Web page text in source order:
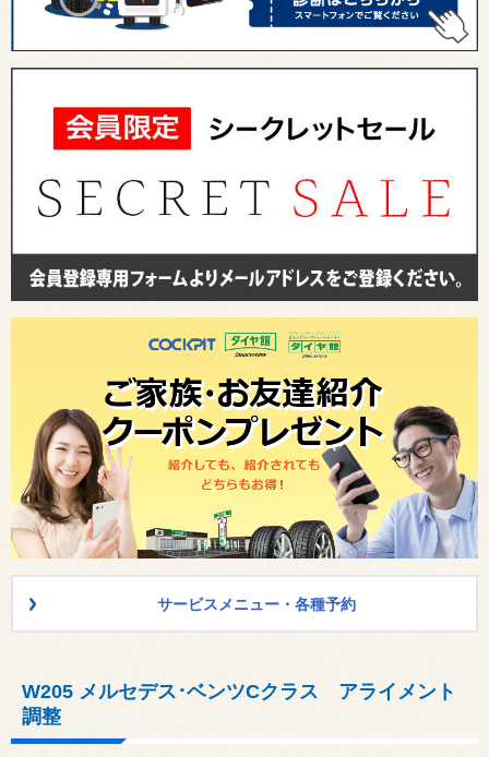
サービスメニュー・各種予約
W205 メルセデス･ベンツCクラス アライメント
調整